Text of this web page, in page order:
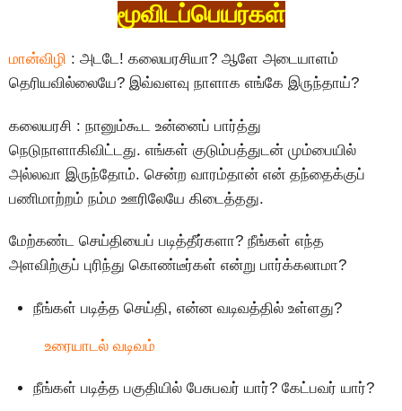
மூவிடப்பெயர்கள்
மான்விழி : அடடே! கலையரசியா? ஆளே அடையாளம்
தெரியவில்லையே? இவ்வளவு நாளாக எங்கே இருந்தாய்?
கலையரசி : நானும்கூட உன்னைப் பார்த்து
நெடுநாளாகிவிட்டது. எங்கள் குடும்பத்துடன் மும்பையில்
அல்லவா இருந்தோம். சென்ற வாரம்தான் என் தந்தைக்குப்
பணிமாற்றம் நம்ம ஊரிலேயே கிடைத்தது.
மேற்கண்ட செய்தியைப் படித்தீர்களா? நீங்கள் எந்த
அளவிற்குப் புரிந்து கொண்டீர்கள் என்று பார்க்கலாமா?
நீங்கள் படித்த செய்தி, என்ன வடிவத்தில் உள்ளது?
உரையாடல் வடிவம்
நீங்கள் படித்த பகுதியில் பேசுபவர் யார்? கேட்பவர் யார்?